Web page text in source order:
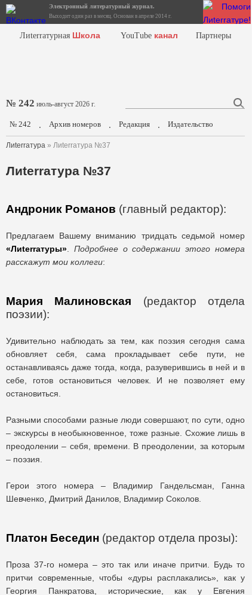
Электронный литературный журнал.
Выходит один раз в месяц. Основан в апреле 2014 г.
Лиterraтурная Школа YouTube канал Партнеры
№ 242 июль-август 2026 г.
№ 242 . Архив номеров . Редакция . Издательство
Лиterraтура » Лиterraтура №37
Лиterraтура №37
Андроник Романов (главный редактор):
Предлагаем Вашему вниманию тридцать седьмой номер
«Лиterraтуры»
Подробнее о содержании этого номера
расскажут мои коллеги:
Мария Малиновская (редактор отдела
поэзии):
Удивительно наблюдать за тем, как поэзия сегодня сама
обновляет себя, сама прокладывает себе пути, не
останавливаясь даже тогда, когда, разуверившись в ней и в
себе, готов остановиться человек. И не позволяет ему
остановиться.
Разными способами разные люди совершают, по сути, одно
– экскурсы в необыкновенное, тоже разные. Схожие лишь в
преодолении – себя, времени. В преодолении, за которым
– поэзия.
Герои этого номера – Владимир Гандельсман, Ганна
Шевченко, Дмитрий Данилов, Владимир Соколов.
Платон Беседин (редактор отдела прозы):
Проза 37-го номера – это так или иначе притчи. Будь то
притчи современные, чтобы «дуры расплакались», как у
Георгия Панкратова, исторические, как у Евгения